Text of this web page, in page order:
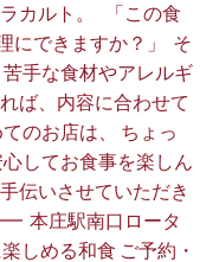
カルト。 ⁡ ⁡ 「この食
にできますか？」 ⁡ そ
手な食材やアレルギ
ば、内容に合わせて
のお店は、 ちょっ
してお食事を楽しん
伝いさせていただき
駅南口ロータ
しめる和食 ご予約・